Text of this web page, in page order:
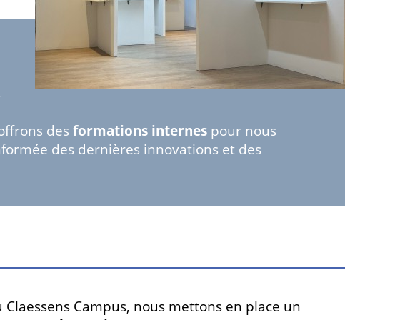
des formations internes pour nous
des dernières innovations et des
Claessens Campus, nous mettons en place un